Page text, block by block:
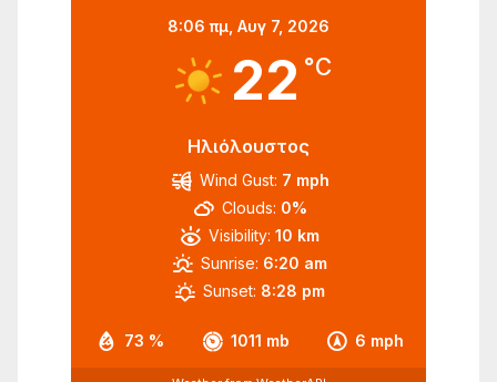
8:06 πμ, Αυγ 7, 2026
22 °C
Ηλιόλουστος
73 % 1011 mb 6 mph
Wind Gust: 7 mph
Clouds: 0%
Visibility: 10 km
Sunrise: 6:20 am
Sunset: 8:28 pm